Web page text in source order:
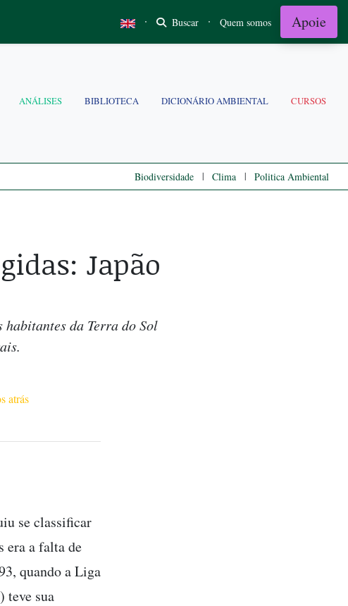
· Buscar · Quem somos Apoie
ANÁLISES BIBLIOTECA DICIONÁRIO AMBIENTAL CURSOS
Biodiversidade | Clima | Politica Ambiental
Japão
da Terra do Sol
atrás
se classificar
era a falta de
quando a Liga
teve sua